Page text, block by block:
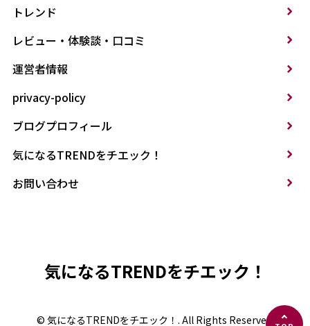
トレンド
レビュー・体験談・口コミ
運営者情報
privacy-policy
ブログプロフィール
気になるTRENDをチエック！
お問い合わせ
気になるTRENDをチエック！
© 気になるTRENDをチエック！. All Rights Reserved.